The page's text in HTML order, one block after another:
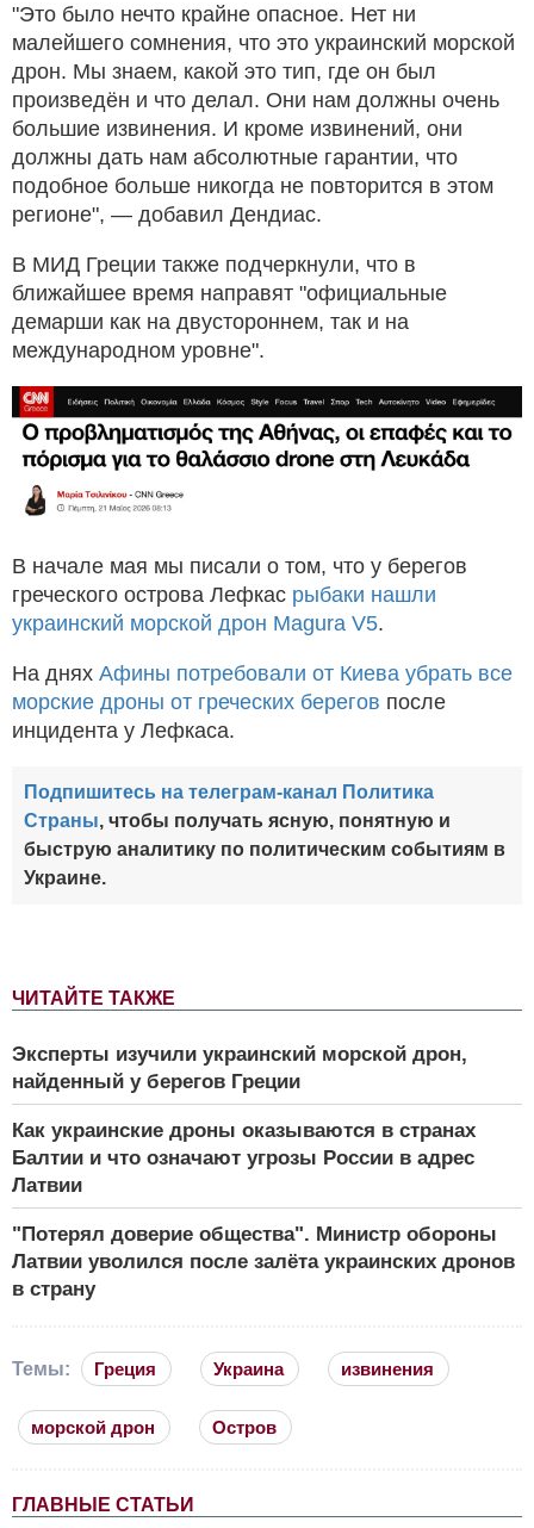
ЧИТАЙТЕ ТАКЖЕ
Эксперты изучили украинский морской дрон,
найденный у берегов Греции
Как украинские дроны оказываются в странах
Балтии и что означают угрозы России в адрес
Латвии
"Потерял доверие общества". Министр обороны
Латвии уволился после залёта украинских дронов
в страну
"Это было нечто крайне опасное. Нет ни
малейшего сомнения, что это украинский морской
дрон. Мы знаем, какой это тип, где он был
произведён и что делал. Они нам должны очень
большие извинения. И кроме извинений, они
должны дать нам абсолютные гарантии, что
подобное больше никогда не повторится в этом
регионе", — добавил Дендиас.
В МИД Греции также подчеркнули, что в
ближайшее время направят "официальные
демарши как на двустороннем, так и на
международном уровне".
В начале мая мы писали о том, что у берегов
греческого острова Лефкас рыбаки нашли
украинский морской дрон Magura V5.
На днях Афины потребовали от Киева убрать все
морские дроны от греческих берегов после
инцидента у Лефкаса.
Подпишитесь на телеграм-канал Политика
Страны, чтобы получать ясную, понятную и
быструю аналитику по политическим событиям в
Украине.
Темы: Греция Украина извинения
морской дрон Остров
ГЛАВНЫЕ СТАТЬИ